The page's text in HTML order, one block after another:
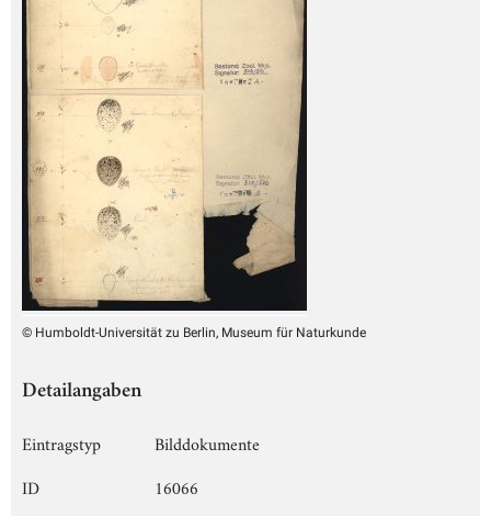
© Humboldt-Universität zu Berlin, Museum für Naturkunde
Detailangaben
Eintragstyp
Bilddokumente
ID
16066